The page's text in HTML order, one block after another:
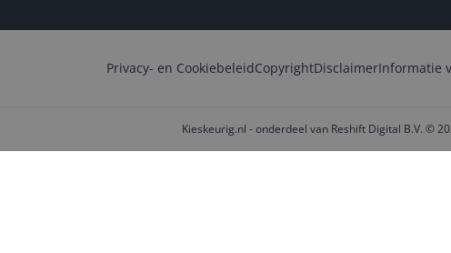
Privacy- en CookiebeleidCopyrightDisclaimerInformatie
Kieskeurig.nl - onderdeel van Reshift Digital B.V. ©